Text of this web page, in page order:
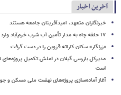
آخرین اخبار
خبرنگاران متعهد، امیدآفرینان جامعه هستند
۱۷ حلقه چاه به مدار تأمین آب شرب خرم‌آباد وارد می‌شود
«زرنگار» سکان کاراته قزوین را در دست گرفت
مدیرکل بازرسی گیلان در املش:تکمیل
است
آغاز آماده‌سازی پروژه‌های نهضت ملی مسکن و